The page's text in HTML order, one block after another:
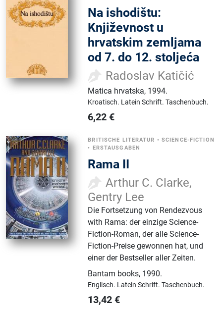
Na ishodištu:
Književnost u
hrvatskim zemljama
od 7. do 12. stoljeća
Radoslav Katičić
Matica hrvatska, 1994.
Kroatisch. Latein Schrift.Taschenbuch.
6,22 €
BRITISCHE LITERATUR • SCIENCE-FICTION
• ERSTAUSGABEN
Rama II
Arthur C. Clarke,
Gentry Lee
Die Fortsetzung von Rendezvous
with Rama: der einzige Science-
Fiction-Roman, der alle Science-
Fiction-Preise gewonnen hat, und
einer der Bestseller aller Zeiten.
Bantam books, 1990.
Englisch. Latein Schrift.Taschenbuch.
13,42 €